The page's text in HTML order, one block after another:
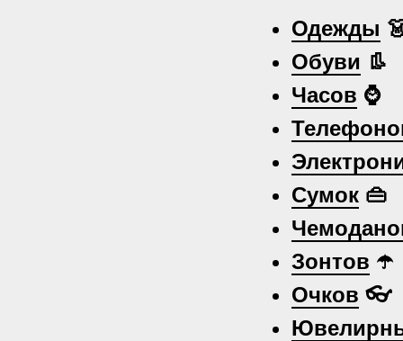
Одежды
Обуви 👢
Часов ⌚
Сумок 👜
Зонтов ☂️
Очков 👓